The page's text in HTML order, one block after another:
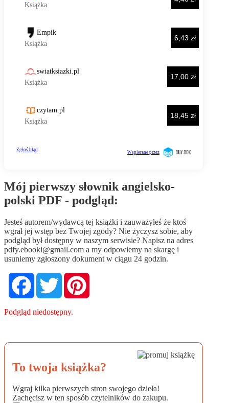
Mój pierwszy słownik angielsko-
polski PDF - podgląd:
Jesteś autorem/wydawcą tej książki i zauważyłeś że ktoś
wgrał jej wstęp bez Twojej zgody? Nie życzysz sobie, aby
podgląd był dostępny w naszym serwisie? Napisz na adres
pdfy.ebooki@gmail.com a my odpowiemy na skargę i
usuniemy zgłoszony dokument w ciągu 24 godzin.
FacebookTwitter
Podgląd niedostępny.
To twoja książka?
Wgraj kilka pierwszych stron swojego dzieła!
Zachęcisz w ten sposób czytelników do zakupu.